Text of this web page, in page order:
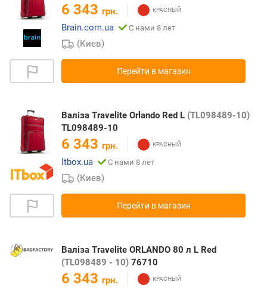
6 343 грн.
Brain.com.ua
С нами 8 лет
(Киев)
Перейти в магазин
Валіза Travelite Orlando Red L (TL098489-10)
TL098489-10
6 343 грн.
Itbox.ua
С нами 8 лет
(Киев)
Перейти в магазин
Валіза Travelite ORLANDO 80 л L Red
(TL098489 - 10) 76710
6 343 грн.